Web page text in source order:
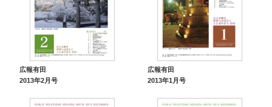
広報有田
2013年2月号
広報有田
2013年1月号